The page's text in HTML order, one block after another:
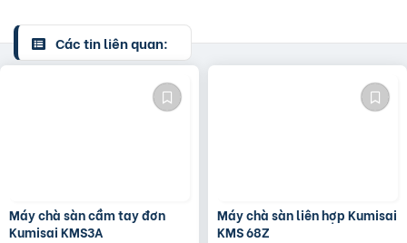
Các tin liên quan:
Máy chà sàn cầm tay đơn
Kumisai KMS3A
Máy chà sàn liên hợp Kumisai
KMS 68Z